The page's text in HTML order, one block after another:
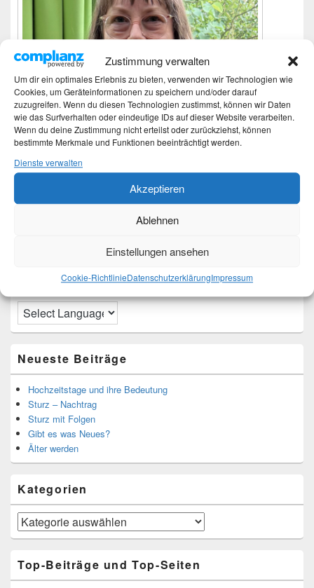
Zustimmung verwalten
Um dir ein optimales Erlebnis zu bieten, verwenden wir Technologien wie
Cookies, um Geräteinformationen zu speichern und/oder darauf
zuzugreifen. Wenn du diesen Technologien zustimmst, können wir Daten
wie das Surfverhalten oder eindeutige IDs auf dieser Website verarbeiten.
Wenn du deine Zustimmung nicht erteilst oder zurückziehst, können
bestimmte Merkmale und Funktionen beeinträchtigt werden.
Dienste verwalten
Akzeptieren
Ablehnen
Einstellungen ansehen
Cookie-RichtlinieDatenschutzerklärungImpressum
Translate:
Neueste Beiträge
Hochzeitstage und ihre Bedeutung
Sturz – Nachtrag
Sturz mit Folgen
Gibt es was Neues?
Älter werden
Kategorien
Kategorien
Top-Beiträge und Top-Seiten